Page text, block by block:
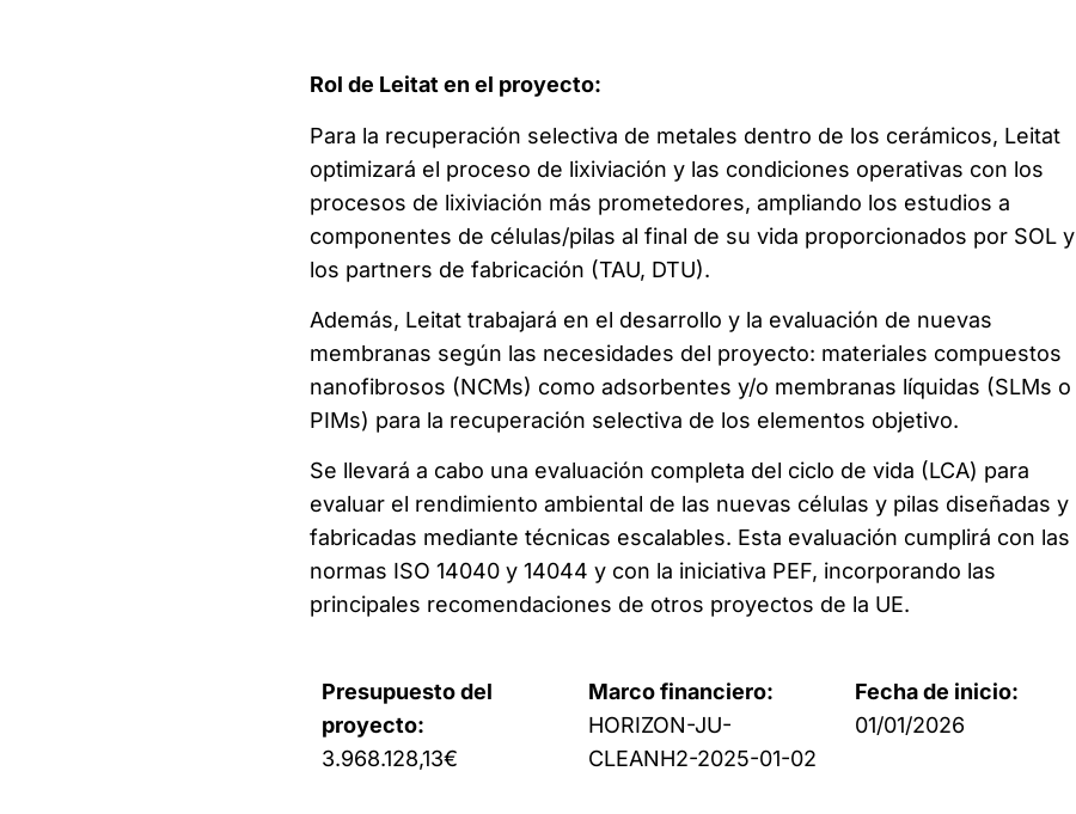
Rol de Leitat en el proyecto:
Para la recuperación selectiva de metales dentro de los cerámicos, Leitat
optimizará el proceso de lixiviación y las condiciones operativas con los
procesos de lixiviación más prometedores, ampliando los estudios a
componentes de células/pilas al final de su vida proporcionados por SOL y
los partners de fabricación (TAU, DTU).
Además, Leitat trabajará en el desarrollo y la evaluación de nuevas
membranas según las necesidades del proyecto: materiales compuestos
nanofibrosos (NCMs) como adsorbentes y/o membranas líquidas (SLMs o
PIMs) para la recuperación selectiva de los elementos objetivo.
Se llevará a cabo una evaluación completa del ciclo de vida (LCA) para
evaluar el rendimiento ambiental de las nuevas células y pilas diseñadas y
fabricadas mediante técnicas escalables. Esta evaluación cumplirá con las
normas ISO 14040 y 14044 y con la iniciativa PEF, incorporando las
principales recomendaciones de otros proyectos de la UE.
Presupuesto del
proyecto:
3.968.128,13€
Marco financiero:
HORIZON-JU-
CLEANH2-2025-01-02
Fecha de inicio:
01/01/2026